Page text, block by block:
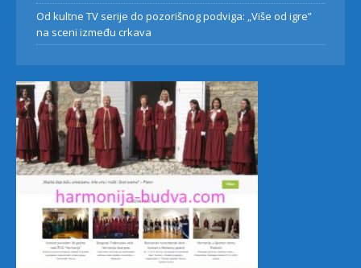
Od kultne TV serije do pozorišnog podviga: „Više od igre”
na sceni između crkava